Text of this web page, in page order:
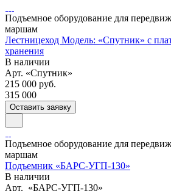
Подъемное оборудование для
маршам
Лестницеход Модель: «Спутник» с
хранения
В наличии
Арт. «Спутник»
215 000 руб.
315 000
Оставить заявку
Подъемное оборудование для
маршам
Подъемник «БАРС-УГП-130»
В наличии
Арт. «БАРС-УГП-130»